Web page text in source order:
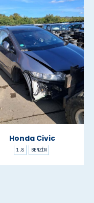
Honda Civic
1.8 BENZÍN